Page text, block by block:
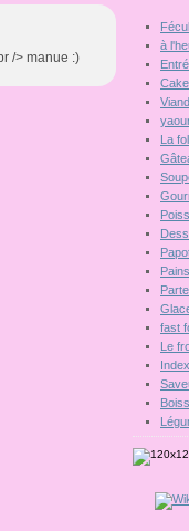
/> manue :)
à
La
fast
Le
Index